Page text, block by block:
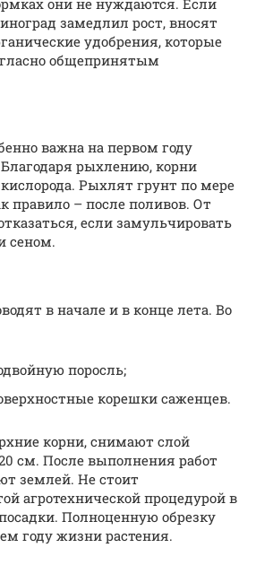
замедлил рост, вносят
удобрения, которые
общепринятым
важна на первом году
рыхлению, корни
Рыхлят грунт по мере
правило – после поливов. От
если замульчировать
сеном.
в начале и в конце лета. Во
поросль;
корешки саженцев.
корни, снимают слой
см. После выполнения работ
землей. Не стоит
агротехнической процедурой в
Полноценную обрезку
году жизни растения.